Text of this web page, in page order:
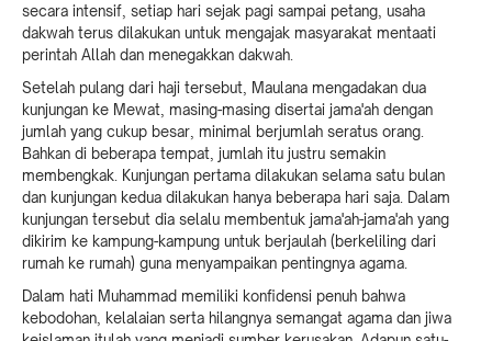
secara intensif, setiap hari sejak pagi sampai petang, usaha
dakwah terus dilakukan untuk mengajak masyarakat mentaati
perintah Allah dan menegakkan dakwah.
Setelah pulang dari haji tersebut, Maulana mengadakan dua
kunjungan ke Mewat, masing-masing disertai jama'ah dengan
jumlah yang cukup besar, minimal berjumlah seratus orang.
Bahkan di beberapa tempat, jumlah itu justru semakin
membengkak. Kunjungan pertama dilakukan selama satu bulan
dan kunjungan kedua dilakukan hanya beberapa hari saja. Dalam
kunjungan tersebut dia selalu membentuk jama'ah-jama'ah yang
dikirim ke kampung-kampung untuk berjaulah (berkeliling dari
rumah ke rumah) guna menyampaikan pentingnya agama.
Dalam hati Muhammad memiliki konfidensi penuh bahwa
kebodohan, kelalaian serta hilangnya semangat agama dan jiwa